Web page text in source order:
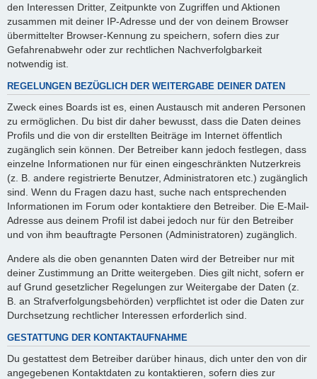
den Interessen Dritter, Zeitpunkte von Zugriffen und Aktionen
zusammen mit deiner IP-Adresse und der von deinem Browser
übermittelter Browser-Kennung zu speichern, sofern dies zur
Gefahrenabwehr oder zur rechtlichen Nachverfolgbarkeit
notwendig ist.
REGELUNGEN BEZÜGLICH DER WEITERGABE DEINER DATEN
Zweck eines Boards ist es, einen Austausch mit anderen Personen
zu ermöglichen. Du bist dir daher bewusst, dass die Daten deines
Profils und die von dir erstellten Beiträge im Internet öffentlich
zugänglich sein können. Der Betreiber kann jedoch festlegen, dass
einzelne Informationen nur für einen eingeschränkten Nutzerkreis
(z. B. andere registrierte Benutzer, Administratoren etc.) zugänglich
sind. Wenn du Fragen dazu hast, suche nach entsprechenden
Informationen im Forum oder kontaktiere den Betreiber. Die E-Mail-
Adresse aus deinem Profil ist dabei jedoch nur für den Betreiber
und von ihm beauftragte Personen (Administratoren) zugänglich.
Andere als die oben genannten Daten wird der Betreiber nur mit
deiner Zustimmung an Dritte weitergeben. Dies gilt nicht, sofern er
auf Grund gesetzlicher Regelungen zur Weitergabe der Daten (z.
B. an Strafverfolgungsbehörden) verpflichtet ist oder die Daten zur
Durchsetzung rechtlicher Interessen erforderlich sind.
GESTATTUNG DER KONTAKTAUFNAHME
Du gestattest dem Betreiber darüber hinaus, dich unter den von dir
angegebenen Kontaktdaten zu kontaktieren, sofern dies zur